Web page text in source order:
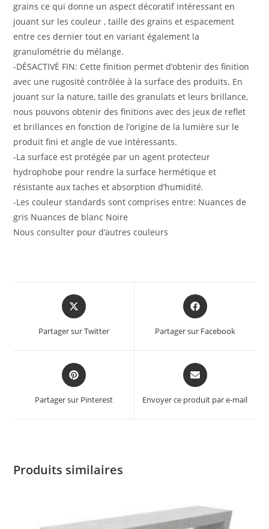
grains ce qui donne un aspect décoratif intéressant en
jouant sur les couleur , taille des grains et espacement
entre ces dernier tout en variant également la
granulométrie du mélange.
-DÉSACTIVÉ FIN: Cette finition permet d’obtenir des finition
avec une rugosité contrôlée à la surface des produits. En
jouant sur la nature, taille des granulats et leurs brillance,
nous pouvons obtenir des finitions avec des jeux de reflet
et brillances en fonction de l’origine de la lumière sur le
produit fini et angle de vue intéressants.
-La surface est protégée par un agent protecteur
hydrophobe pour rendre la surface hermétique et
résistante aux taches et absorption d’humidité.
-Les couleur standards sont comprises entre: Nuances de
gris Nuances de blanc Noire
Nous consulter pour d’autres couleurs
Partager sur Twitter Partager sur Facebook
Partager sur Pinterest Envoyer ce produit par e-mail
Produits similaires